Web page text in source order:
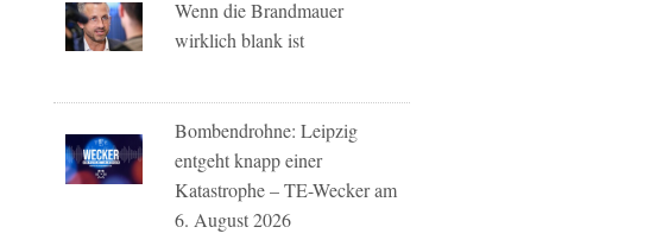
Wenn die Brandmauer
wirklich blank ist
Bombendrohne: Leipzig
entgeht knapp einer
Katastrophe – TE-Wecker am
6. August 2026